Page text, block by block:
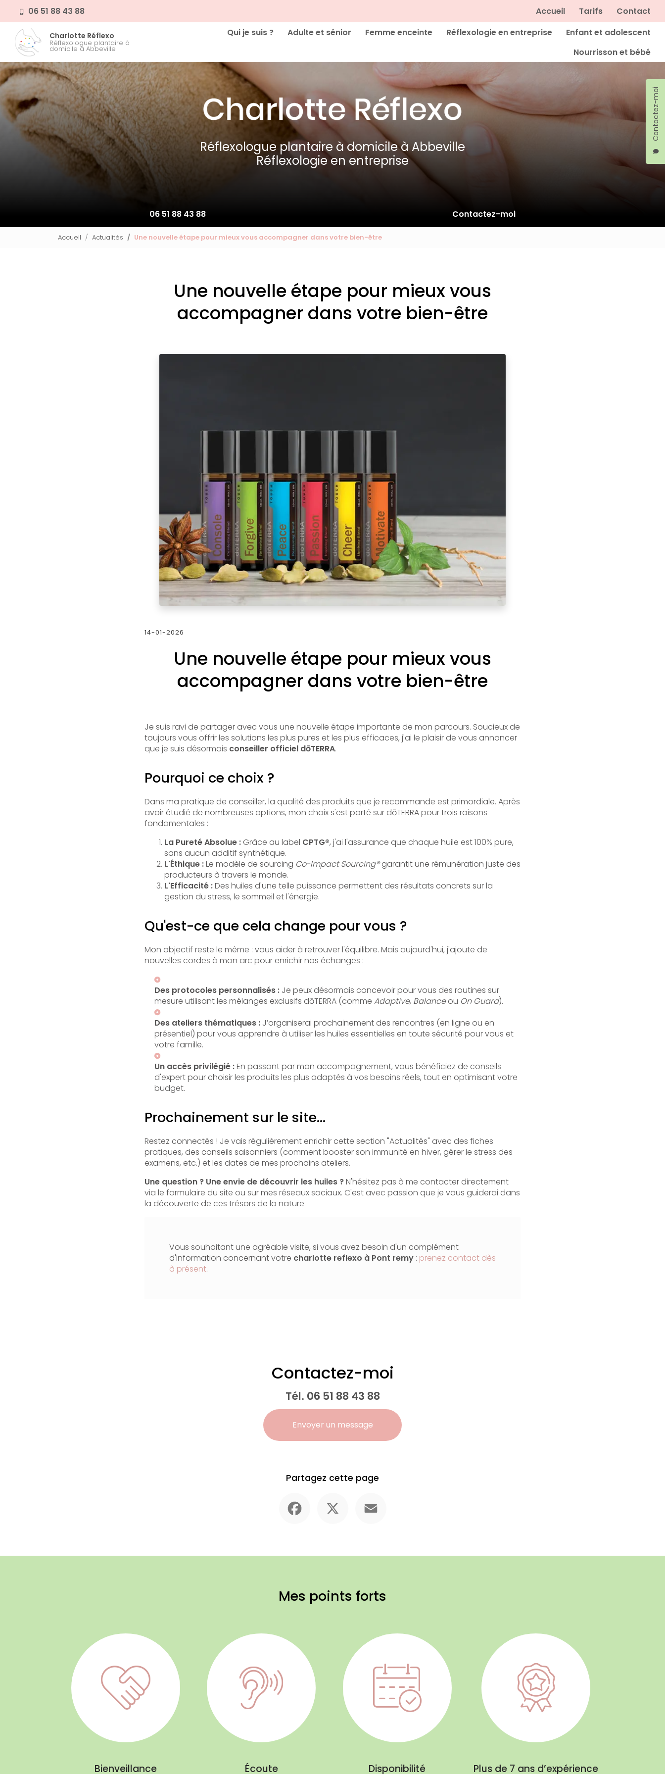
contenu
principal
06 51 88 43 88 Navigation secondaire
Accueil Tarifs Contact
Charlotte Réflexo
Réflexologue plantaire à
domicile à Abbeville
Contactez-moi
Navigation principaleQui je suis ? Adulte et sénior Femme enceinte Réflexologie en entreprise
Enfant et adolescent
Nourrisson et bébé
Réflexologue plantaire à domicile à Abbeville
Réflexologie en entreprise
06 51 88 43 88 Contactez-moi
Accueil Actualités Une nouvelle étape pour mieux vous accompagner dans votre bien-être
Une nouvelle étape pour mieux vous
accompagner dans votre bien-être
14-01-2026
Une nouvelle étape pour mieux vous
accompagner dans votre bien-être
Je suis ravi de partager avec vous une nouvelle étape importante de mon parcours. Soucieux de
toujours vous offrir les solutions les plus pures et les plus efficaces, j'ai le plaisir de vous annoncer
que je suis désormais conseiller officiel dōTERRA.
Pourquoi ce choix ?
Dans ma pratique de conseiller, la qualité des produits que je recommande est primordiale. Après
avoir étudié de nombreuses options, mon choix s'est porté sur dōTERRA pour trois raisons
fondamentales :
La Pureté Absolue : Grâce au label CPTG®, j'ai l'assurance que chaque huile est 100% pure,
sans aucun additif synthétique.
L'Éthique :Le modèle de sourcing Co-Impact Sourcing®garantit une rémunération juste des
producteurs à travers le monde.
L'Efficacité :Des huiles d'une telle puissance permettent des résultats concrets sur la
gestion du stress, le sommeil et l'énergie.
Qu'est-ce que cela change pour vous ?
Mon objectif reste le même : vous aider à retrouver l'équilibre. Mais aujourd'hui, j'ajoute de
nouvelles cordes à mon arc pour enrichir nos échanges :
Des protocoles personnalisés : Je peux désormais concevoir pour vous des routines sur
mesure utilisant les mélanges exclusifs dōTERRA (comme Adaptive, Balanceou On Guard).
Des ateliers thématiques : J’organiserai prochainement des rencontres (en ligne ou en
présentiel) pour vous apprendre à utiliser les huiles essentielles en toute sécurité pour vous et
votre famille.
Un accès privilégié :En passant par mon accompagnement, vous bénéficiez de conseils
d'expert pour choisir les produits les plus adaptés à vos besoins réels, tout en optimisant votre
budget.
Prochainement sur le site...
Restez connectés ! Je vais régulièrement enrichir cette section "Actualités" avec des fiches
pratiques, des conseils saisonniers (comment booster son immunité en hiver, gérer le stress des
examens, etc.) et les dates de mes prochains ateliers.
Une question ? Une envie de découvrir les huiles ?N'hésitez pas à me contacter directement
via le formulaire du site ou sur mes réseaux sociaux. C'est avec passion que je vous guiderai dans
la découverte de ces trésors de la nature
Vous souhaitant une agréable visite, si vous avez besoin d'un complément
d'information concernant votre charlotte reflexo à Pont remy : prenez contact dès
à présent.
Contactez-moi
Tél. 06 51 88 43 88
Envoyer un message
Partagez cette page
Mes points forts
Bienveillance Écoute Disponibilité Plus de 7 ans d’expérience